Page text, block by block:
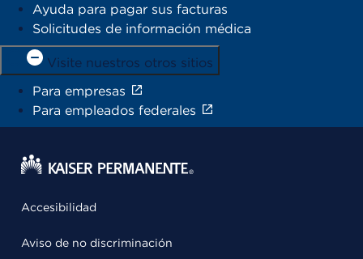
Ayuda para pagar sus facturas
Solicitudes de información médica
Visite nuestros otros sitios
Para empresas
Para empleados federales
Accesibilidad
Aviso de no discriminación